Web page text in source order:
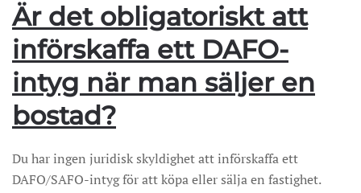
Är det obligatoriskt att
införskaffa ett DAFO-
intyg när man säljeren
bostad?
Du har ingen juridisk skyldighet att införskaffa ett
DAFO/SAFO-intyg för att köpa eller sälja en fastighet.